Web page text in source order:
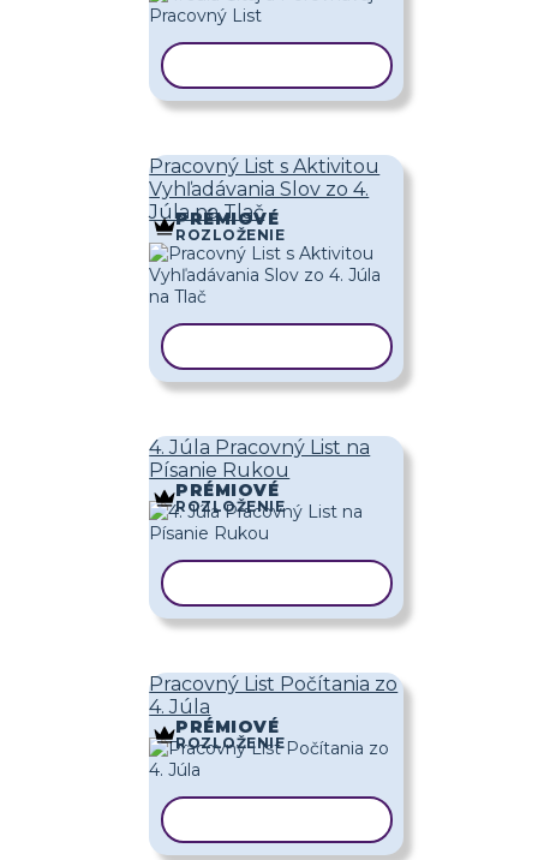
Pracovný List s Aktivitou
Vyhľadávania Slov zo 4.
Júla na Tlač
PRÉMIOVÉ
ROZLOŽENIE
4. Júla Pracovný List na
Písanie Rukou
PRÉMIOVÉ
ROZLOŽENIE
Pracovný List Počítania zo
4. Júla
PRÉMIOVÉ
ROZLOŽENIE